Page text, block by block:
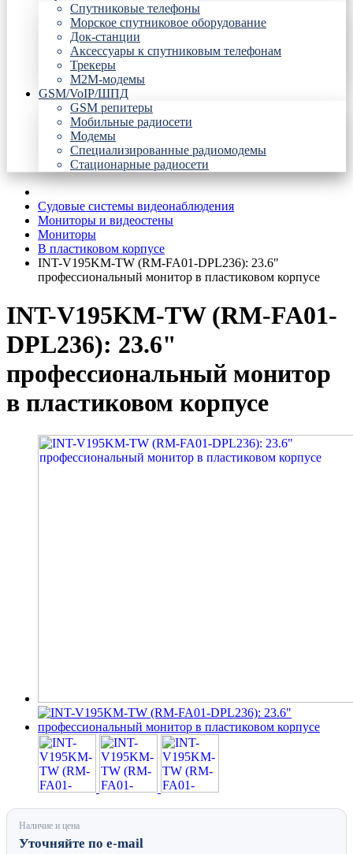
Спутниковые телефоны
Морское спутниковое оборудование
Док-станции
Аксессуары к спутниковым телефонам
Трекеры
М2М-модемы
GSM/VoIP/ШПД
GSM репитеры
Мобильные радиосети
Модемы
Специализированные радиомодемы
Стационарные радиосети
Судовые системы видеонаблюдения
Мониторы и видеостены
Мониторы
В пластиковом корпусе
INT-V195KM-TW (RM-FA01-DPL236): 23.6"
профессиональный монитор в пластиковом корпусе
INT-V195KM-TW (RM-FA01-
DPL236): 23.6"
профессиональный монитор
в пластиковом корпусе
Наличие и цена
Уточняйте по e-mail